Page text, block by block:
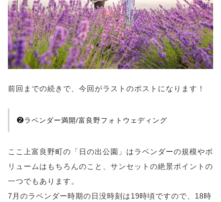
前回までの続きで、今回がラストのポストになります！
❷ラベンダー満開/富良野フォトウェディング
ここ上富良野町の「日の出公園」はラベンダーの規模やボ
リュームはもちろんのこと、サンセットの絶景ポイントの
一つでもあります。
7月のラベンダー時期の日没時刻は19時頃ですので、18時